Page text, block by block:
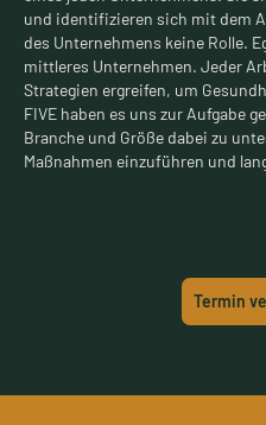
und identifizieren sich mit dem
des Unternehmens keine Rolle.
mittleres Unternehmen. Jeder
Strategien ergreifen, um
FIVE haben es uns zur Aufgabe
Branche und Größe dabei zu
Maßnahmen einzuführen und
Termin